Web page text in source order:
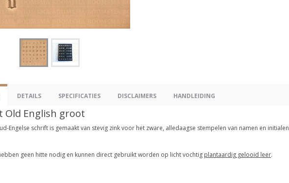
DETAILS SPECIFICATIES DISCLAIMERS HANDLEIDING
Old English groot
Engelse schrift is gemaakt van stevig zink voor het zware, alledaagse stempelen van namen en
geen hitte nodig en kunnen direct gebruikt worden op licht vochtig plantaardig gelooid leer.